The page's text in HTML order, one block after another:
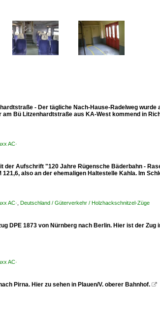
- Der tägliche Nach-Hause-Radelweg wurde
Bü Litzenhardtstraße aus KA-West kommend in
AC·
der Aufschrift "120 Jahre Rügensche Bäderbahn -
also an der ehemaligen Haltestelle Kahla. Im
AC· Deutschland / Güterverkehr / Holzhackschnitzel-Züge
DPE 1873 von Nürnberg nach Berlin. Hier ist der Zug
AC·
Pirna. Hier zu sehen in Plauen/V. oberer Bahnhof. 